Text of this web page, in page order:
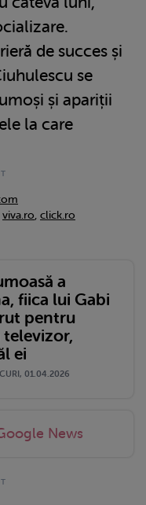
de succes și
se
și apariții
la care
viva.ro, click.ro
a
fiica lui Gabi
pentru
ei
01.04.2026
News